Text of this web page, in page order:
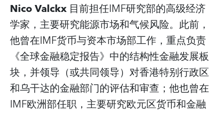
Nico Valckx 目前担任IMF研究部的高级经济
学家，主要研究能源市场和气候风险。此前，
他曾在IMF货币与资本市场部工作，重点负责
《全球金融稳定报告》中的结构性金融发展板
块，并领导（或共同领导）对香港特别行政区
和乌干达的金融部门的评估和审查；他也曾在
IMF欧洲部任职，主要研究欧元区货币和金融